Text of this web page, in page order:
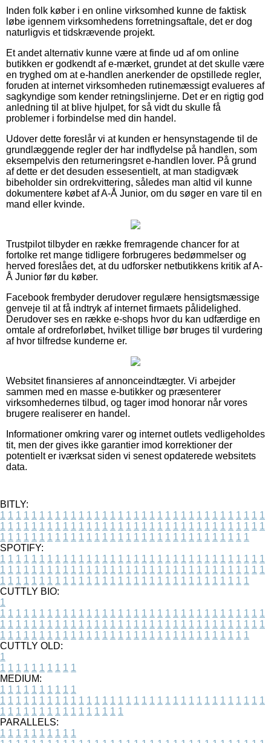
Inden folk køber i en online virksomhed kunne de faktisk
løbe igennem virksomhedens forretningsaftale, det er dog
naturligvis et tidskrævende projekt.
Et andet alternativ kunne være at finde ud af om online
butikken er godkendt af e-mærket, grundet at det skulle være
en tryghed om at e-handlen anerkender de opstillede regler,
foruden at internet virksomheden rutinemæssigt evalueres af
sagkyndige som kender retningslinjerne. Det er en rigtig god
anledning til at blive hjulpet, for så vidt du skulle få
problemer i forbindelse med din handel.
Udover dette foreslår vi at kunden er hensynstagende til de
grundlæggende regler der har indflydelse på handlen, som
eksempelvis den returneringsret e-handlen lover. På grund
af dette er det desuden essesentielt, at man stadigvæk
bibeholder sin ordrekvittering, således man altid vil kunne
dokumentere købet af A-Å Junior, om du søger en vare til en
mand eller kvinde.
Trustpilot tilbyder en række fremragende chancer for at
fortolke ret mange tidligere forbrugeres bedømmelser og
herved foreslåes det, at du udforsker netbutikkens kritik af A-
Å Junior før du køber.
Facebook frembyder derudover regulære hensigtsmæssige
genveje til at få indtryk af internet firmaets pålidelighed.
Derudover ses en række e-shops hvor du kan udfærdige en
omtale af ordreforløbet, hvilket tillige bør bruges til vurdering
af hvor tilfredse kunderne er.
Websitet finansieres af annonceindtægter. Vi arbejder
sammen med en masse e-butikker og præsenterer
virksomhedernes tilbud, og tager imod honorar når vores
brugere realiserer en handel.
Informationer omkring varer og internet outlets vedligeholdes
tit, men der gives ikke garantier imod korrektioner der
potentielt er iværksat siden vi senest opdaterede websitets
data.
BITLY:
1 1 1 1 1 1 1 1 1 1 1 1 1 1 1 1 1 1 1 1 1 1 1 1 1 1 1 1 1 1 1 1 1 1
1 1 1 1 1 1 1 1 1 1 1 1 1 1 1 1 1 1 1 1 1 1 1 1 1 1 1 1 1 1 1 1 1 1
1 1 1 1 1 1 1 1 1 1 1 1 1 1 1 1 1 1 1 1 1 1 1 1 1 1 1 1 1 1 1 1
SPOTIFY:
1 1 1 1 1 1 1 1 1 1 1 1 1 1 1 1 1 1 1 1 1 1 1 1 1 1 1 1 1 1 1 1 1 1
1 1 1 1 1 1 1 1 1 1 1 1 1 1 1 1 1 1 1 1 1 1 1 1 1 1 1 1 1 1 1 1 1 1
1 1 1 1 1 1 1 1 1 1 1 1 1 1 1 1 1 1 1 1 1 1 1 1 1 1 1 1 1 1 1 1
CUTTLY BIO:
1
1 1 1 1 1 1 1 1 1 1 1 1 1 1 1 1 1 1 1 1 1 1 1 1 1 1 1 1 1 1 1 1 1 1
1 1 1 1 1 1 1 1 1 1 1 1 1 1 1 1 1 1 1 1 1 1 1 1 1 1 1 1 1 1 1 1 1 1
1 1 1 1 1 1 1 1 1 1 1 1 1 1 1 1 1 1 1 1 1 1 1 1 1 1 1 1 1 1 1 1
CUTTLY OLD:
1
1 1 1 1 1 1 1 1 1 1
MEDIUM:
1 1 1 1 1 1 1 1 1 1
1 1 1 1 1 1 1 1 1 1 1 1 1 1 1 1 1 1 1 1 1 1 1 1 1 1 1 1 1 1 1 1 1 1
1 1 1 1 1 1 1 1 1 1 1 1 1 1 1 1
PARALLELS:
1 1 1 1 1 1 1 1 1 1